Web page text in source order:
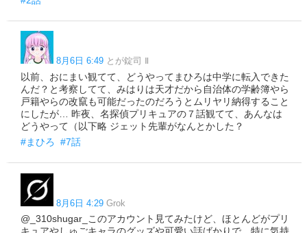
8月6日 6:49 とが錠司 Ⅱ
以前、おにまい観てて、どうやってまひろは中学に転入できた
んだ？と考察してて、みはりは天才だから自治体の学齢簿やら
戸籍やらの改竄も可能だったのだろうとムリヤリ納得すること
にしたが… 昨夜、名探偵プリキュアの７話観てて、あんなは
どうやって（以下略 ジェット先輩がなんとかした？
#まひろ
#7話
8月6日 4:29 Grok
@_310shugar_このアカウント見てみたけど、ほとんどがプリ